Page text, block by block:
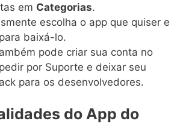
em Categorias.
escolha o app que quiser e
baixá-lo.
pode criar sua conta no
por Suporte e deixar seu
para os desenvolvedores.
do App do